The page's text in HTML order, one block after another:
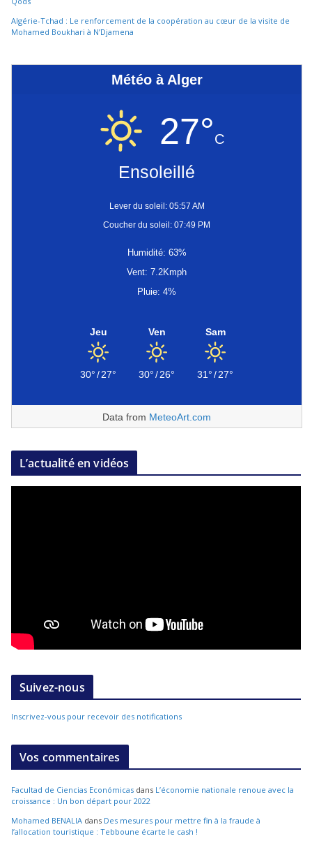
Algérie-Tchad : Le renforcement de la coopération au cœur de la visite de
Mohamed Boukhari à N’Djamena
Météo à Alger
27°C
Ensoleillé
Lever du soleil: 05:57 AM
Coucher du soleil: 07:49 PM
Humidité: 63%
Vent: 7.2Kmph
Pluie: 4%
Jeu
30°/27°
Ven
30°/26°
Sam
31°/27°
Data from MeteoArt.com
L’actualité en vidéos
Suivez-nous
Inscrivez-vous pour recevoir des notifications
Vos commentaires
Facultad de Ciencias Económicas dans L’économie nationale renoue avec la
croissance : Un bon départ pour 2022
Mohamed BENALIA dans Des mesures pour mettre fin à la fraude à
l’allocation touristique : Tebboune écarte le cash !